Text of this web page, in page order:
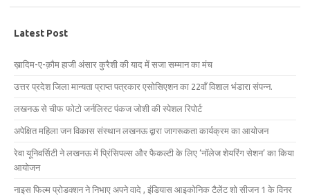
Latest Post
ख़ादिम-ए-क़ौम हाजी अंसार कुरैशी की याद में सजा सम्मान का मंच
उत्तर प्रदेश जिला मान्यता प्राप्त पत्रकार एसोसिएशन का 22वाँ विशाल भंडारा संपन्न.
लखनऊ से चीफ फोटो जर्नलिस्ट पंकज जोशी की स्पेशल रिपोर्ट
अपेक्षित महिला जन विकास संस्थान लखनऊ द्वारा जागरूकता कार्यक्रम का आयोजन
रेवा यूनिवर्सिटी ने लखनऊ में प्रिंसिपल्स और फैकल्टी के लिए ‘नॉलेज शेयरिंग सेशन’ का किया
आयोजन
नाइस फिल्म प्रोडक्शन ने निभाए अपने वादे , इंडियास आइकोनिक टैलेंट शो सीजन 1 के विनर